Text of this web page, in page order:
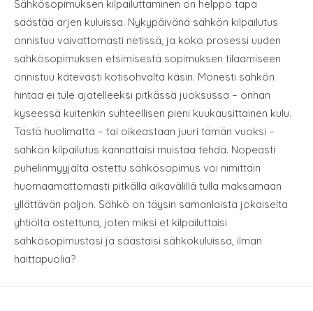
Sähkösopimuksen kilpailuttaminen on helppo tapa
säästää arjen kuluissa. Nykypäivänä sähkön kilpailutus
onnistuu vaivattomasti netissä, ja koko prosessi uuden
sähkösopimuksen etsimisestä sopimuksen tilaamiseen
onnistuu kätevästi kotisohvalta käsin. Monesti sähkön
hintaa ei tule ajatelleeksi pitkässä juoksussa – onhan
kyseessä kuitenkin suhteellisen pieni kuukausittainen kulu.
Tästä huolimatta – tai oikeastaan juuri tämän vuoksi –
sähkön kilpailutus kannattaisi muistaa tehdä. Nopeasti
puhelinmyyjältä ostettu sähkösopimus voi nimittäin
huomaamattomasti pitkällä aikavälillä tulla maksamaan
yllättävän paljon. Sähkö on täysin samanlaista jokaiselta
yhtiöltä ostettuna, joten miksi et kilpailuttaisi
sähkösopimustasi ja säästäisi sähkökuluissa, ilman
haittapuolia?